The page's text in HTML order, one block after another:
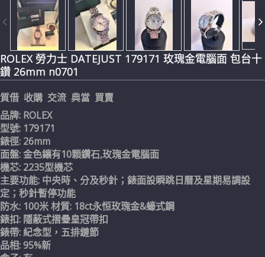
ROLEX 勞力士 DATEJUST 179171 玫瑰金電腦面 包台十
鑽 26mm n0701
質借 收購 交流 典當 買賣
品牌: ROLEX
型號: 179171
錶徑: 26mm
面盤: 金色鑲有10顆鑽石,玫瑰金電腦面
機芯: 2235型機芯
主要功能: 中央時、分及秒針；錶面設瞬跳日曆及星期易調設
定；秒針暫停功能
防水: 100米 材質: 18ct永恒玫瑰金&蠔式鋼
錶扣: 隱蔽式摺疊皇冠帶扣
錶帶: 紀念型，五排鏈節
品相: 95%新